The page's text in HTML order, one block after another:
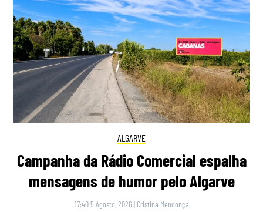
ALGARVE
Campanha da Rádio Comercial espalha
mensagens de humor pelo Algarve
17:40 5 Agosto, 2026 | Cristina Mendonça